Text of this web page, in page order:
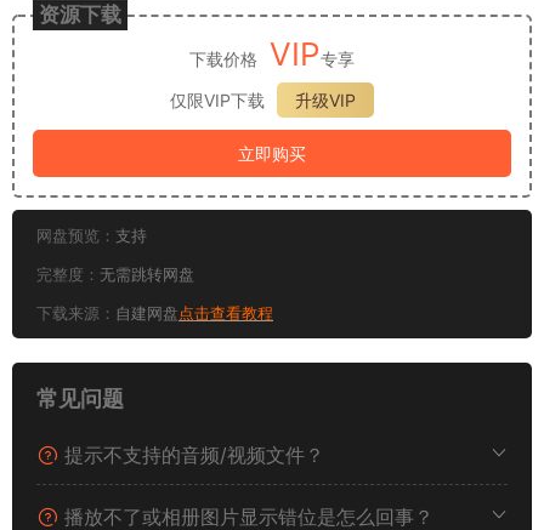
资源下载
下载价格 VIP专享
仅限VIP下载
升级VIP
立即购买
网盘预览： 支持
完整度： 无需跳转网盘
下载来源： 自建网盘点击查看教程
常见问题
提示不支持的音频/视频文件？
播放不了或相册图片显示错位是怎么回事？